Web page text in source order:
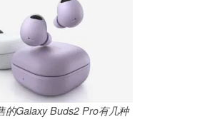
的Galaxy Buds2 Pro有几种